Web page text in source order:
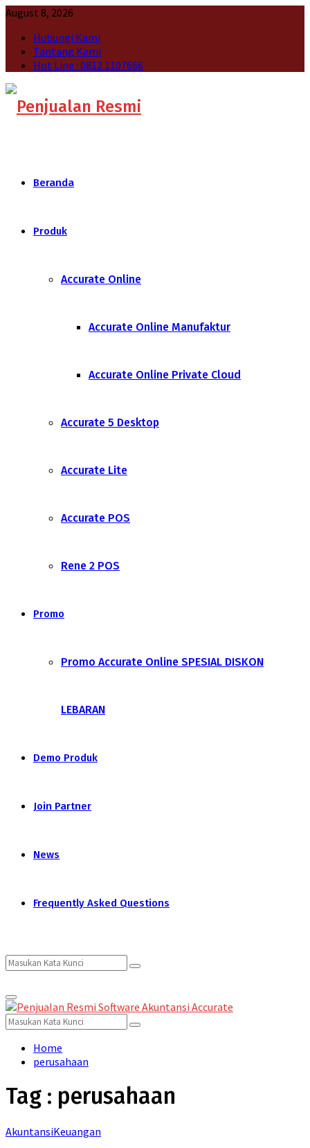
August 8, 2026
Hubungi Kami
Tantang Kami
Hot Line : 0812 1107666
Beranda
Produk
Accurate Online
Accurate Online Manufaktur
Accurate Online Private Cloud
Accurate 5 Desktop
Accurate Lite
Accurate POS
Rene 2 POS
Promo
Promo Accurate Online SPESIAL DISKON
LEBARAN
Demo Produk
Join Partner
News
Frequently Asked Questions
Search
for:
Search
Primary
Menu
Search
for:
Search
Home
perusahaan
Tag : perusahaan
AkuntansiKeuangan